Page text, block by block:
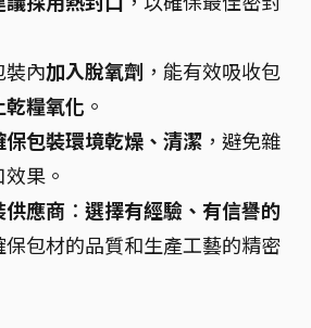
裝內加入脫氧劑 ，能有效吸收包
乾糧氧化 。
保包裝環境乾燥、清潔 ，避免雜
果。
應商 ： 選擇有經驗、有信譽的
保包材的品質和生產工藝的精密